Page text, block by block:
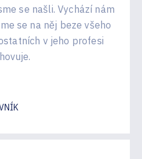
se našli. Vychází nám
se na něj beze všeho
v jeho profesi